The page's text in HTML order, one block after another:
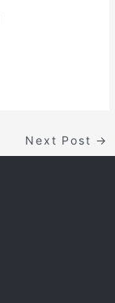
Next Post →